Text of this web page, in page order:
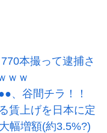
本撮って逮捕さ
ｗｗ
、谷間チラ！！
賃上げを日本に定
幅増額(約3.5%?)